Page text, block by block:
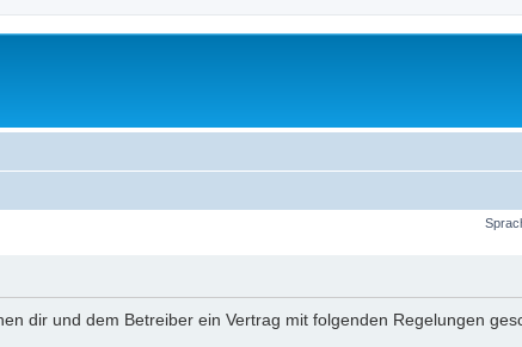
dir und dem Betreiber ein Vertrag mit folgenden Regelungen